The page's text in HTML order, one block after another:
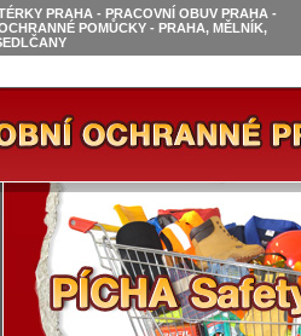
PRAHA - PRACOVNÍ OBUV PRAHA -
POMŮCKY - PRAHA, MĚLNÍK,